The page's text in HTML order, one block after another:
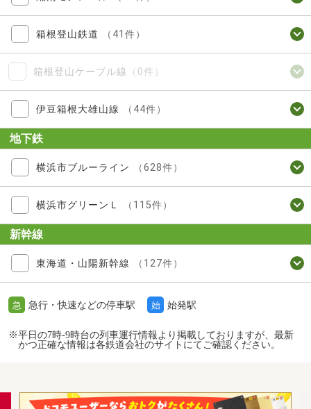
箱根登山鉄道 （41件）
箱根登山ケーブル線 （0件）
伊豆箱根大雄山線 （44件）
地下鉄
横浜市ブルーライン （628件）
横浜市グリーンＬ （115件）
新幹線
東海道・山陽新幹線 （127件）
急 急行・快速などの停車駅 始 始発駅
※平日の7時-9時台の列車運行情報より掲載しておりますが、最新
かつ正確な情報は各鉄道会社のサイトにてご確認ください。